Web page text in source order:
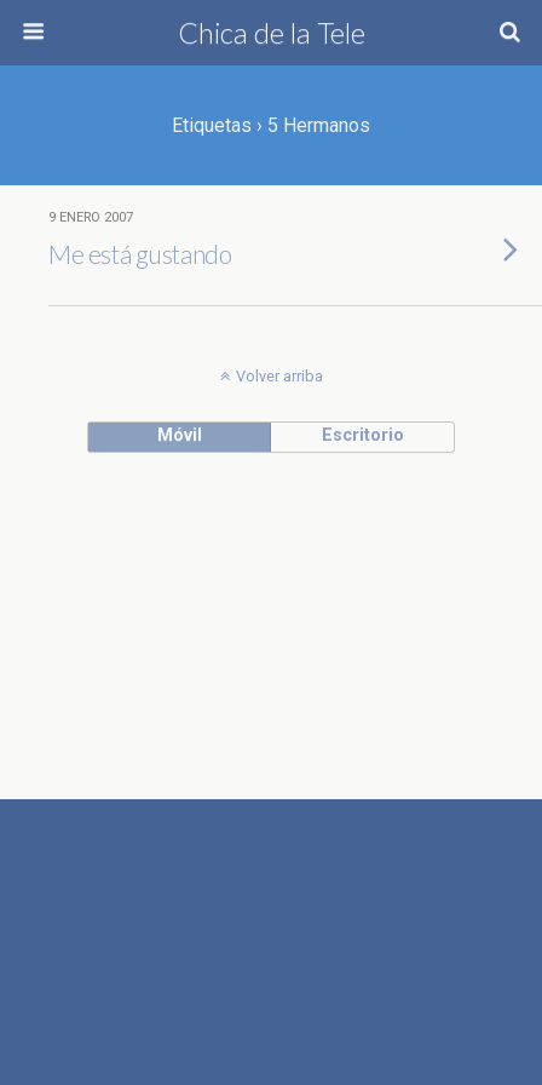
Chica de la Tele
Etiquetas › 5 Hermanos
9 ENERO 2007
Me está gustando
Volver arriba
Móvil Escritorio